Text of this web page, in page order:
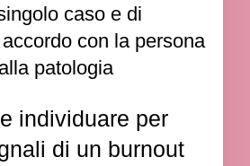
caso e di
con la persona
patologia
individuare per
di un burnout